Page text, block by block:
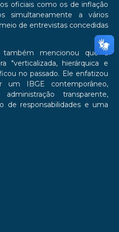
oficiais como os de inflação
simultaneamente a vários
de entrevistas concedidas
mencionou que a
"verticalizada, hierárquica e
no passado. Ele enfatizou
um IBGE contemporâneo,
transparente,
de responsabilidades e uma